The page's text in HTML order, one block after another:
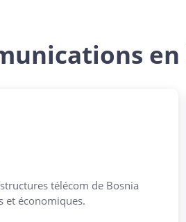
télécom de Bosnia
et économiques.